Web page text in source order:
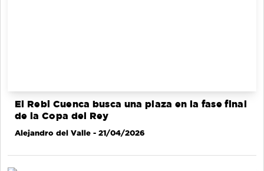
El Rebi Cuenca busca una plaza en la fase final
de la Copa del Rey
Alejandro del Valle - 21/04/2026